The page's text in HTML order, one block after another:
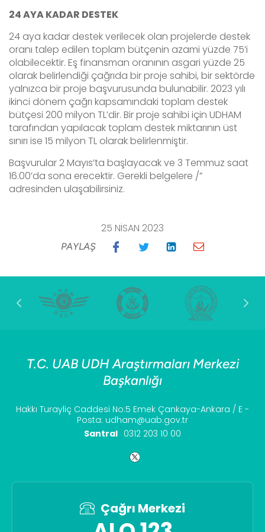
24 AYA KADAR DESTEK
24 aya kadar destek verilecek olan projelerde destek
oranı talep edilen toplam bütçenin azami yüzde 75’i
olabilecektir. Eş finansman oranının asgari yüzde 25
olarak belirlendiği çağrıda bir proje sahibi, bir sektörde
yalnızca bir proje başvurusunda bulunabilir. 2023 yılı
ikinci dönem çağrı kapsamındaki toplam destek
bütçesi 200 milyon TL’dir. Bir proje sahibi için UDHAM
tarafından yapılacak toplam destek miktarının üst
sınırı ise 15 milyon TL olarak belirlenmiştir.
Başvurular 2 Mayıs’ta başlayacak ve 3 Temmuz saat
16.00’da sona erecektir. Gerekli belgelere /”
adresinden ulaşabilirsiniz.
25 NISAN 2023
PAYLAŞ
T.C. UAB UDH Araştırmaları Merkezi
Başkanlığı
Hakkı Turayliç Caddesi No:5 Emek Çankaya-Ankara / E -
Posta: udham@uab.gov.tr
Santral 0312 203 10 00
Çağrı Merkezi